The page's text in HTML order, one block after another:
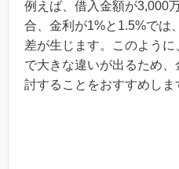
例えば、借入金額が3,000
合、金利が1%と1.5%では
差が生じます。このよう
で大きな違いが出るため
討することをおすすめしま